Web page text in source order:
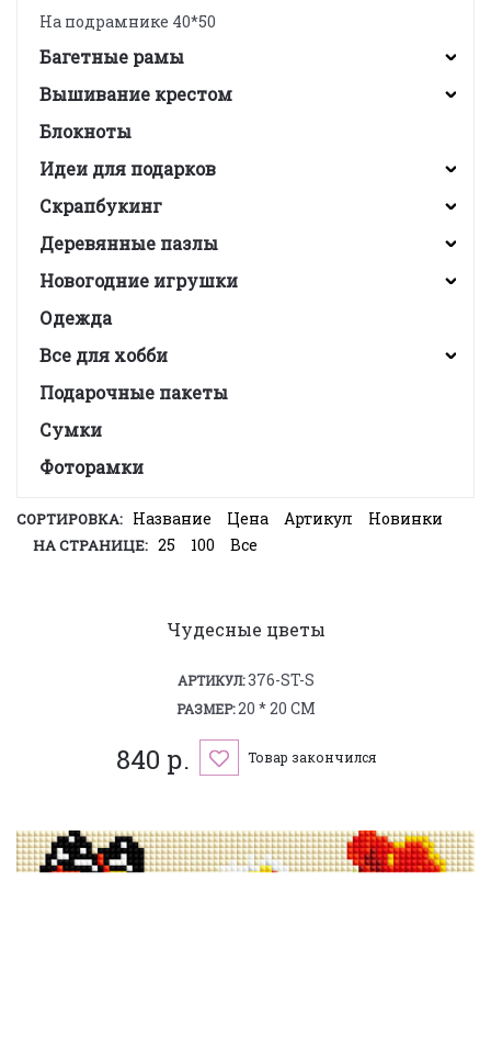
На подрамнике 40*50
Багетные рамы
Вышивание крестом
Блокноты
Идеи для подарков
Скрапбукинг
Деревянные пазлы
Новогодние игрушки
Одежда
Все для хобби
Подарочные пакеты
Сумки
Фоторамки
СОРТИРОВКА: Название Цена Артикул Новинки
НА СТРАНИЦЕ: 25 100 Все
Чудесные цветы
АРТИКУЛ:376-ST-S
РАЗМЕР:20 * 20 СМ
840 р. Товар закончился